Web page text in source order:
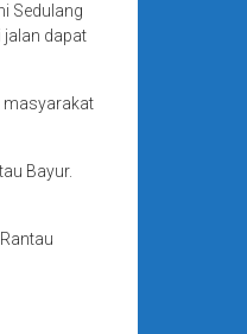
Sedulang
jalan dapat
masyarakat
Bayur.